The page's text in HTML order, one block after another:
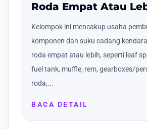
Roda Empat Atau
Kelompok ini mencakup usaha
komponen dan suku cadang
roda empat atau lebih, seperti leaf
fuel tank, muffle, rem, gearboxes/
roda,...
BACA DETAIL